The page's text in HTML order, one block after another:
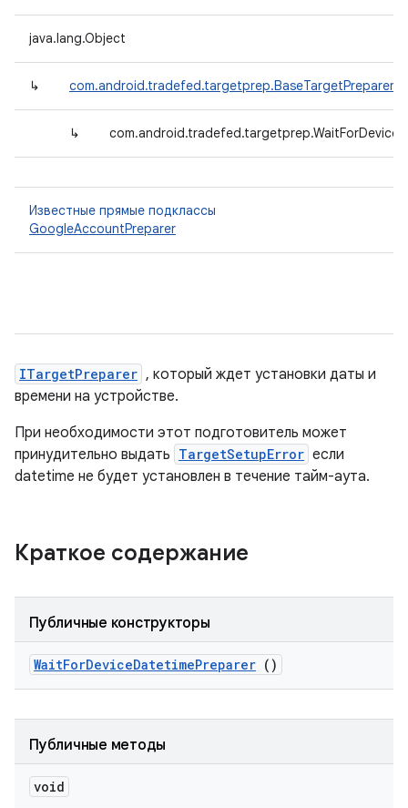
java.lang.Object
↳ com.android.tradefed.targetprep.BaseTargetPreparer
↳
Известные прямые подклассы
GoogleAccountPreparer
ITargetPreparer , который ждет установки даты и
времени на устройстве.
При необходимости этот подготовитель может
принудительно выдать TargetSetupError если
datetime не будет установлен в течение тайм-аута.
Краткое содержание
Публичные конструкторы
WaitForDeviceDatetimePreparer ()
Публичные методы
void